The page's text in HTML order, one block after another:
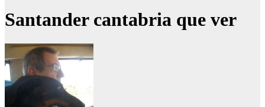
Santander cantabria que ver